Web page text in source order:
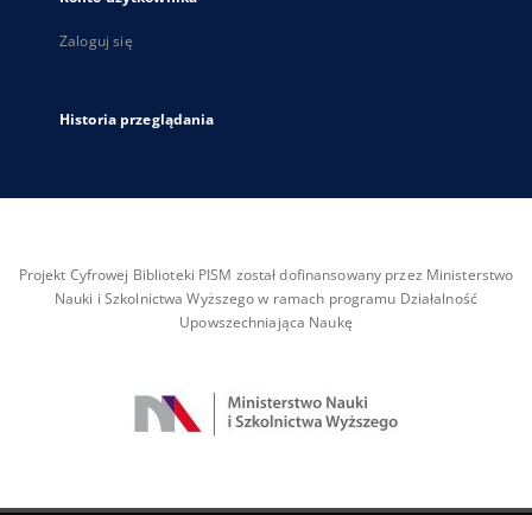
Zaloguj się
Historia przeglądania
Projekt Cyfrowej Biblioteki PISM został dofinansowany przez Ministerstwo
Nauki i Szkolnictwa Wyższego w ramach programu Działalność
Upowszechniająca Naukę